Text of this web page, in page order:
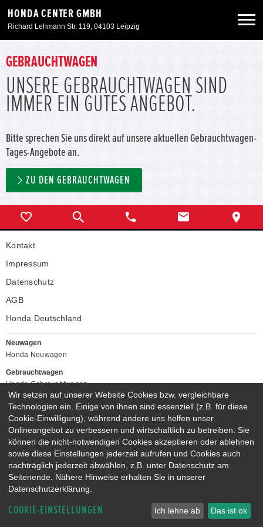
HONDA CENTER GMBH
Richard Lehmann Str. 119, 04103 Leipzig
Neuwagen
Gebrauchtwagen
GEBRAUCHTWAGEN
UNSERE GEBRAUCHTWAGEN SIND
IMMER EIN GUTES ANGEBOT.
Bitte sprechen Sie uns direkt auf unsere aktuellen Gebrauchtwagen-
Tages-Angebote an.
ZU DEN GEBRAUCHTWAGEN
Kontakt
Impressum
Datenschutz
AGB
Honda Deutschland
Neuwagen
Honda Neuwagen
Gebrauchtwagen
Honda Gebrauchtwagen
Honda Vorführwagen
Gesamtbestand
NEUWAGENMODELLE
HONDA JAZZ E:HEV
HONDA CIVIC E:HEV
HONDA PRELUDE E:HEV
HONDA HR-V E:HEV
HONDA ZR-V E:HEV
HONDA CR-V E:HEV & E:PHEV
Wir setzen auf unserer Website Cookies bzw. vergleichbare
Technologien ein. Einige von ihnen sind essenziell (z.B. für diese
Cookie-Einwilligung), während andere uns helfen unser
Onlineangebot zu verbessern und wirtschaftlich zu betreiben. Sie
können die nicht-notwendigen Cookies akzeptieren oder ablehnen
sowie diese Einstellungen jederzeit aufrufen und Cookies auch
nachträglich jederzeit abwählen, z.B. unter Datenschutz am
Seitenende. Nähere Hinweise erhalten Sie in unserer
Datenschutzerklärung.
COOKIE-EINSTELLUNGEN Ich lehne ab Das ist ok